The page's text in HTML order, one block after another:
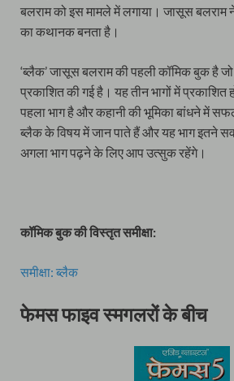
बलराम को इस मामले में लगाया। जासूस बलराम
का कथानक बनता है।
‘ब्लैक’ जासूस बलराम की पहली कॉमिक बुक है जो
प्रकाशित की गई है। यह तीन भागों में प्रकाशित
पहला भाग है और कहानी की भूमिका बांधने में
ब्लैक के विषय में जान पाते हैं और यह भाग इतने
अगला भाग पढ़ने के लिए आप उत्सुक रहेंगे।
कॉमिक बुक की विस्तृत समीक्षा:
समीक्षा: ब्लैक
फेमस फाइव स्मगलरों के बीच